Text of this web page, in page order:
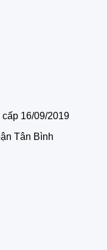
16/09/2019
Tân Bình